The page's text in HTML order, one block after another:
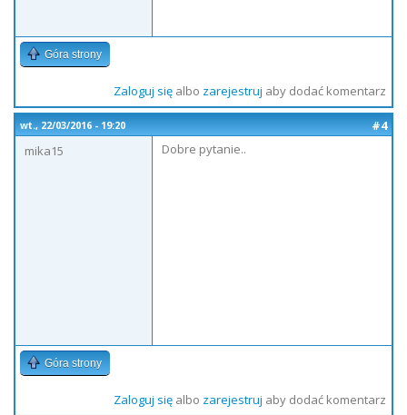
Góra strony
Zaloguj sięalbo zarejestruj aby dodać komentarz
wt., 22/03/2016 - 19:20
#4
mika15
Dobre pytanie..
Góra strony
Zaloguj sięalbo zarejestruj aby dodać komentarz